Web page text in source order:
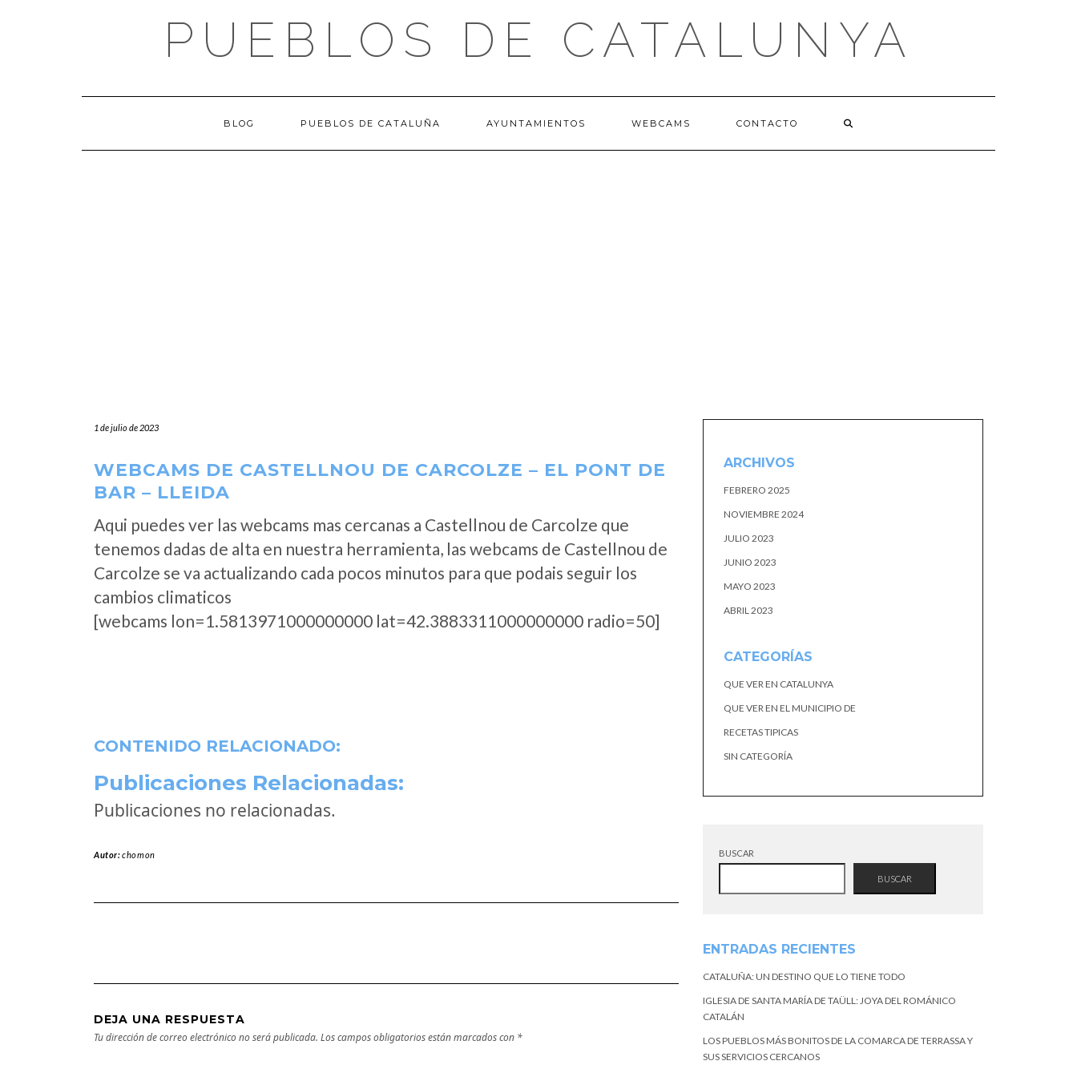
PUEBLOS DE CATALUNYA
BLOG PUEBLOS DE CATALUÑA AYUNTAMIENTOS WEBCAMS CONTACTO
1 de julio de 2023
WEBCAMS DE CASTELLNOU DE CARCOLZE – EL PONT DE
BAR – LLEIDA
Aqui puedes ver las webcams mas cercanas a Castellnou de Carcolze que
tenemos dadas de alta en nuestra herramienta, las webcams de Castellnou de
Carcolze se va actualizando cada pocos minutos para que podais seguir los
cambios climaticos
[webcams lon=1.5813971000000000 lat=42.3883311000000000 radio=50]
CONTENIDO RELACIONADO:
Publicaciones Relacionadas:
Publicaciones no relacionadas.
Autor:chomon
DEJA UNA RESPUESTA
Tu dirección de correo electrónico no será publicada. Los campos obligatorios están marcados con *
ARCHIVOS
FEBRERO 2025
NOVIEMBRE 2024
JULIO 2023
JUNIO 2023
MAYO 2023
ABRIL 2023
CATEGORÍAS
QUE VER EN CATALUNYA
QUE VER EN EL MUNICIPIO DE
RECETAS TIPICAS
SIN CATEGORÍA
BUSCAR
BUSCAR
ENTRADAS RECIENTES
CATALUÑA: UN DESTINO QUE LO TIENE TODO
IGLESIA DE SANTA MARÍA DE TAÜLL: JOYA DEL ROMÁNICO
CATALÁN
LOS PUEBLOS MÁS BONITOS DE LA COMARCA DE TERRASSA Y
SUS SERVICIOS CERCANOS